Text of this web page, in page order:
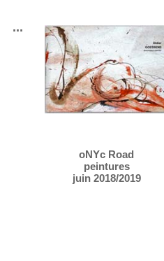
...
oNYc Road
peintures
juin 2018/2019